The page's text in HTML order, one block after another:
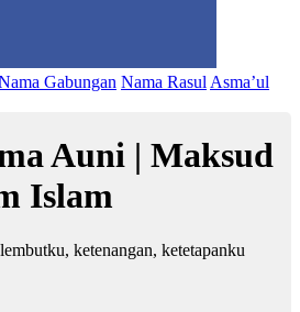
Gabungan Nama Rasul Asma’ul
Auni | Maksud
Islam
ketenangan, ketetapanku